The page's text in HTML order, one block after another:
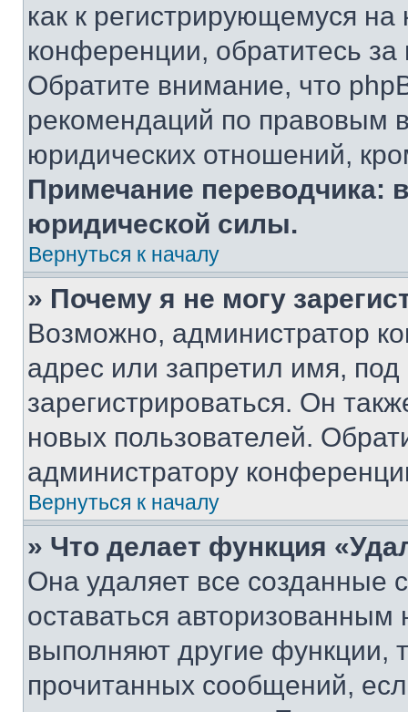
как к регистрирующемуся
конференции, обратитесь
Обратите внимание, что
рекомендаций по правовым
юридических отношений,
Примечание переводчика:
юридической силы.
Вернуться к началу
» Почему я не могу
Возможно, администратор
адрес или запретил имя,
зарегистрироваться. Он
новых пользователей.
администратору
Вернуться к началу
» Что делает функция
Она удаляет все созданные
оставаться
выполняют другие функции,
прочитанных сообщений,